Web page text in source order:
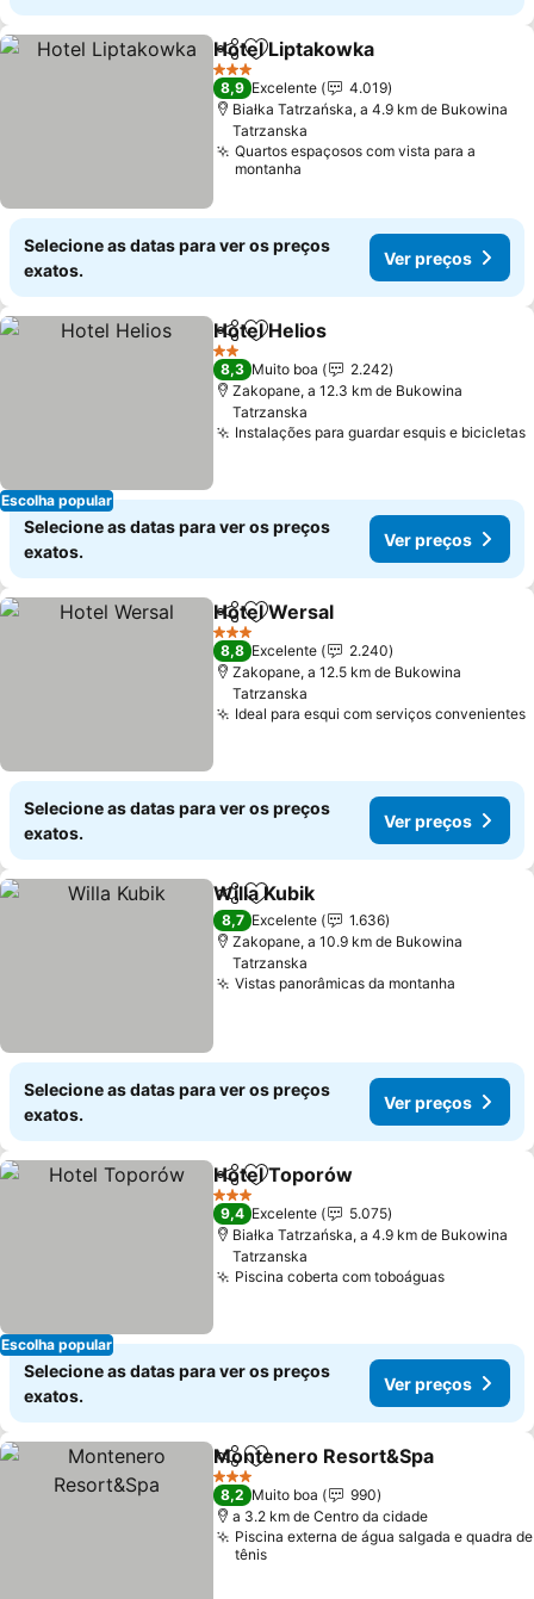
PartilharAdicionar aos favoritos
Hotel Liptakowka
3 Estrelas
8,9 Excelente
4.019
Białka Tatrzańska, a 4.9 km de Bukowina
Tatrzanska
Quartos espaçosos com vista para a
montanha
Selecione as datas para ver os preços
exatos.
Ver preços
Escolha popular
PartilharAdicionar aos favoritos
Hotel Helios
2 Estrelas
8,3 Muito boa
2.242
Zakopane, a 12.3 km de Bukowina
Tatrzanska
Instalações para guardar esquis e bicicletas
Selecione as datas para ver os preços
exatos.
Ver preços
PartilharAdicionar aos favoritos
Hotel Wersal
3 Estrelas
8,8 Excelente
2.240
Zakopane, a 12.5 km de Bukowina
Tatrzanska
Ideal para esqui com serviços convenientes
Selecione as datas para ver os preços
exatos.
Ver preços
PartilharAdicionar aos favoritos
Willa Kubik
8,7 Excelente
1.636
Zakopane, a 10.9 km de Bukowina
Tatrzanska
Vistas panorâmicas da montanha
Selecione as datas para ver os preços
exatos.
Ver preços
Escolha popular
PartilharAdicionar aos favoritos
Hotel Toporów
3 Estrelas
9,4 Excelente
5.075
Białka Tatrzańska, a 4.9 km de Bukowina
Tatrzanska
Piscina coberta com toboáguas
Selecione as datas para ver os preços
exatos.
Ver preços
PartilharAdicionar aos favoritos
Montenero Resort&Spa
3 Estrelas
8,2 Muito boa
990
a 3.2 km de Centro da cidade
Piscina externa de água salgada e quadra de
tênis